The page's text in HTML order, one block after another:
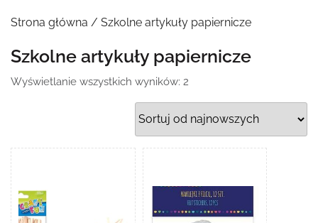
Strona główna / Szkolne artykuły papiernicze
Szkolne artykuły papiernicze
Wyświetlanie wszystkich wyników: 2
według
najnowszych